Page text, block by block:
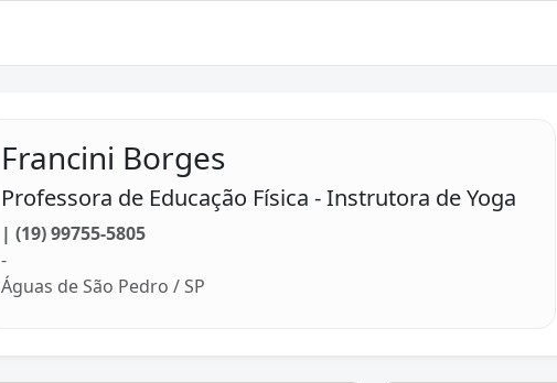
Francini Borges
Professora de Educação Física - Instrutora de Yoga
| (19) 99755-5805
-
Águas de São Pedro / SP